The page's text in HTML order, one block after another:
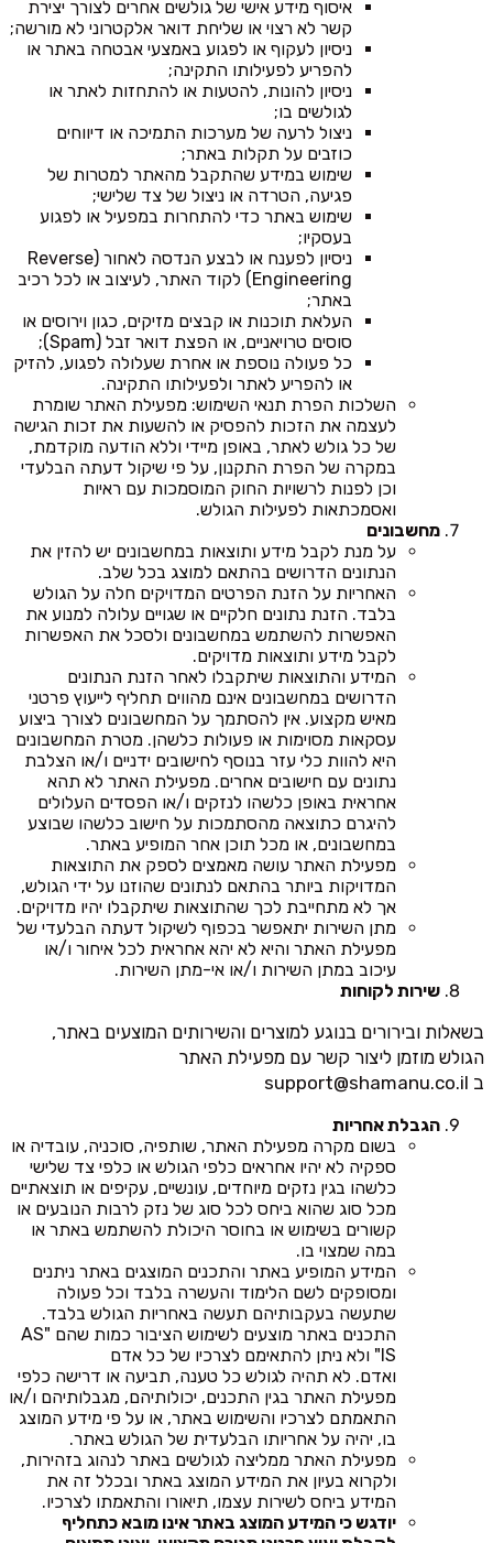
איסוף מידע אישי של גולשים אחרים לצורך יצירת
קשר לא רצוי או שליחת דואר אלקטרוני לא מורשה;
ניסיון לעקוף או לפגוע באמצעי אבטחה באתר או
להפריע לפעילותו התקינה;
ניסיון להונות, להטעות או להתחזות לאתר או
לגולשים בו;
ניצול לרעה של מערכות התמיכה או דיווחים
כוזבים על תקלות באתר;
שימוש במידע שהתקבל מהאתר למטרות של
פגיעה, הטרדה או ניצול של צד שלישי;
שימוש באתר כדי להתחרות במפעיל או לפגוע
בעסקיו;
ניסיון לפענח או לבצע הנדסה לאחור (Reverse
Engineering) לקוד האתר, לעיצוב או לכל רכיב
באתר;
העלאת תוכנות או קבצים מזיקים, כגון וירוסים או
סוסים טרויאניים, או הפצת דואר זבל (Spam);
כל פעולה נוספת או אחרת שעלולה לפגוע, להזיק
או להפריע לאתר ולפעילותו התקינה.
השלכות הפרת תנאי השימוש: מפעילת האתר שומרת
לעצמה את הזכות להפסיק או להשעות את זכות הגישה
של כל גולש לאתר, באופן מיידי וללא הודעה מוקדמת,
במקרה של הפרת התקנון, על פי שיקול דעתה הבלעדי
וכן לפנות לרשויות החוק המוסמכות עם ראיות
ואסמכתאות לפעילות הגולש.
מחשבונים
על מנת לקבל מידע ותוצאות במחשבונים יש להזין את
הנתונים הדרושים בהתאם למוצג בכל שלב.
האחריות על הזנת הפרטים המדויקים חלה על הגולש
בלבד. הזנת נתונים חלקיים או שגויים עלולה למנוע את
האפשרות להשתמש במחשבונים ולסכל את האפשרות
לקבל מידע ותוצאות מדויקים.
המידע והתוצאות שיתקבלו לאחר הזנת הנתונים
הדרושים במחשבונים אינם מהווים תחליף לייעוץ פרטני
מאיש מקצוע. אין להסתמך על המחשבונים לצורך ביצוע
עסקאות מסוימות או פעולות כלשהן. מטרת המחשבונים
היא להוות כלי עזר בנוסף לחישובים ידניים ו/או הצלבת
נתונים עם חישובים אחרים. מפעילת האתר לא תהא
אחראית באופן כלשהו לנזקים ו/או הפסדים העלולים
להיגרם כתוצאה מהסתמכות על חישוב כלשהו שבוצע
במחשבונים, או מכל תוכן אחר המופיע באתר.
מפעילת האתר עושה מאמצים לספק את התוצאות
המדויקות ביותר בהתאם לנתונים שהוזנו על ידי הגולש,
אך לא מתחייבת לכך שהתוצאות שיתקבלו יהיו מדויקים.
מתן השירות יתאפשר בכפוף לשיקול דעתה הבלעדי של
מפעילת האתר והיא לא יהא אחראית לכל איחור ו/או
עיכוב במתן השירות ו/או אי-מתן השירות.
שירות לקוחות
בשאלות ובירורים בנוגע למוצרים והשירותים המוצעים באתר,
הגולש מוזמן ליצור קשר עם מפעילת האתר
ב support@shamanu.co.il
הגבלת אחריות
בשום מקרה מפעילת האתר, שותפיה, סוכניה, עובדיה או
ספקיה לא יהיו אחראים כלפי הגולש או כלפי צד שלישי
כלשהו בגין נזקים מיוחדים, עונשיים, עקיפים או תוצאתיים
מכל סוג שהוא ביחס לכל סוג של נזק לרבות הנובעים או
קשורים בשימוש או בחוסר היכולת להשתמש באתר או
במה שמצוי בו.
המידע המופיע באתר והתכנים המוצגים באתר ניתנים
ומסופקים לשם הלימוד והעשרה בלבד וכל פעולה
שתעשה בעקבותיהם תעשה באחריות הגולש בלבד.
התכנים באתר מוצעים לשימוש הציבור כמות שהם "AS
IS" ולא ניתן להתאימם לצרכיו של כל אדם
ואדם. לא תהיה לגולש כל טענה, תביעה או דרישה כלפי
מפעילת האתר בגין התכנים, יכולותיהם, מגבלותיהם ו/או
התאמתם לצרכיו והשימוש באתר, או על פי מידע המוצג
בו, יהיה על אחריותו הבלעדית של הגולש באתר.
מפעילת האתר ממליצה לגולשים באתר לנהוג בזהירות,
ולקרוא בעיון את המידע המוצג באתר ובכלל זה את
המידע ביחס לשירות עצמו, תיאורו והתאמתו לצרכיו.
יודגש כי המידע המוצג באתר אינו מובא כתחליף